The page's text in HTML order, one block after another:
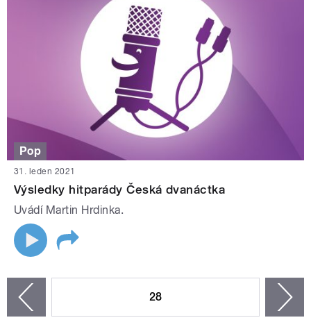
Pop
31. leden 2021
Výsledky hitparády Česká dvanáctka
Uvádí Martin Hrdinka.
28